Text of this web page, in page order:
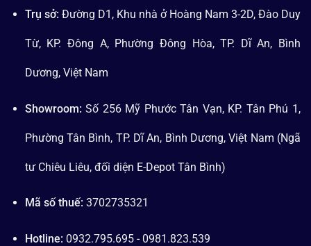
Trụ sở: Đường D1, Khu nhà ở Hoàng Nam 3-2D, Đào Duy
Từ, KP. Đông A, Phường Đông Hòa, TP. Dĩ An, Bình
Dương, Việt Nam
Showroom: Số 256 Mỹ Phước Tân Vạn, KP. Tân Phú 1,
Phường Tân Bình, TP. Dĩ An, Bình Dương, Việt Nam (Ngã
tư Chiêu Liêu, đối diện E-Depot Tân Bình)
Mã số thuế: 3702735321
Hotline: 0932.795.695 - 0981.823.539